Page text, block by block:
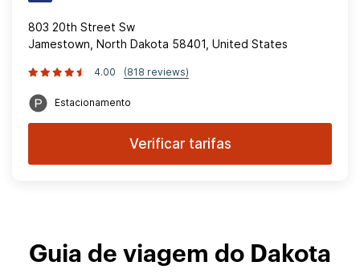
803 20th Street Sw
Jamestown, North Dakota 58401, United States
4.00 (818 reviews)
Estacionamento
Verificar tarifas
Guia de viagem do Dakota